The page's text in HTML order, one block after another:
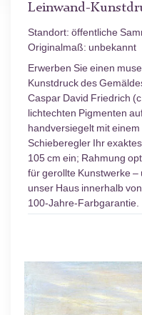
Leinwand-
Standort: öffentliche
Originalmaß: unbekannt
Erwerben Sie einen
Kunstdruck des
Caspar David Friedrich
lichtechten Pigmenten
handversiegelt mit
Schieberegler Ihr
105 cm ein; Rahmung
für gerollte Kunstwerke
unser Haus innerhalb
100-Jahre-Farbgarantie.